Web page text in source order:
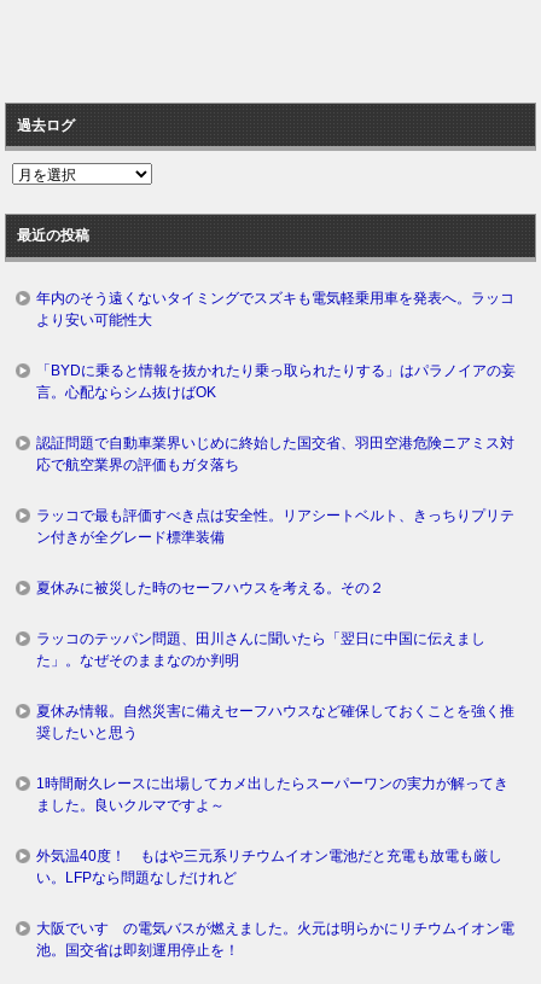
過去ログ
過
ロ
グ
最近の投稿
年内のそう遠くないタイミングでスズキも電気軽乗用車を発表へ。ラッコ
より安い可能性大
「BYDに乗ると情報を抜かれたり乗っ取られたりする」はパラノイアの妄
言。心配ならシム抜けばOK
認証問題で自動車業界いじめに終始した国交省、羽田空港危険ニアミス対
応で航空業界の評価もガタ落ち
ラッコで最も評価すべき点は安全性。リアシートベルト、きっちりプリテ
ン付きが全グレード標準装備
夏休みに被災した時のセーフハウスを考える。その２
ラッコのテッパン問題、田川さんに聞いたら「翌日に中国に伝えまし
た」。なぜそのままなのか判明
夏休み情報。自然災害に備えセーフハウスなど確保しておくことを強く推
奨したいと思う
1時間耐久レースに出場してカメ出したらスーパーワンの実力が解ってき
ました。良いクルマですよ～
外気温40度！ もはや三元系リチウムイオン電池だと充電も放電も厳し
い。LFPなら問題なしだけれど
大阪でいすゞの電気バスが燃えました。火元は明らかにリチウムイオン電
池。国交省は即刻運用停止を！